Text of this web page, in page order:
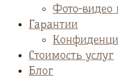
Фото-видео
Гарантии
Стоимость услуг
Блог